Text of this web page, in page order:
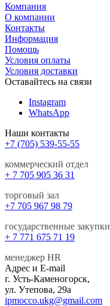
Компания
О компании
Контакты
Информация
Помощь
Условия оплаты
Условия доставки
Оставайтесь на связи
Instagram
WhatsApp
Наши контакты
+7 (705) 539-55-55
коммерческий отдел
+ 7 705 905 36 31
торговый зал
+7 705 967 98 79
государственные закупки
+ 7 771 675 71 19
менеджер HR
Адрес и E-mail
г. Усть-Каменогорск,
ул. Утепова, 29а
ipmocco.ukg@gmail.com